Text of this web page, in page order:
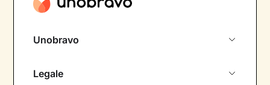
Unobravo
Legale